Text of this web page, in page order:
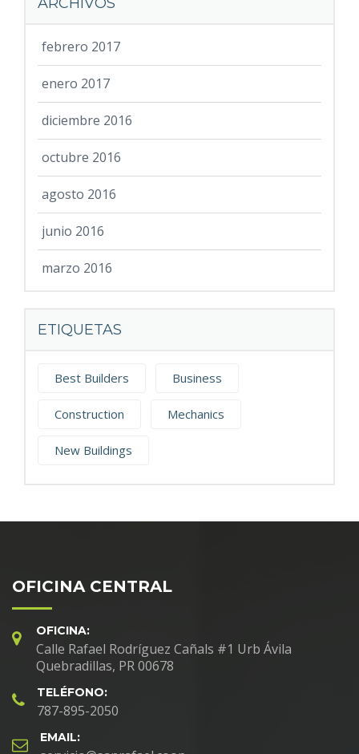
febrero 2017
enero 2017
diciembre 2016
octubre 2016
agosto 2016
junio 2016
marzo 2016
ETIQUETAS
Best Builders Business
Construction Mechanics
New Buildings
OFICINA CENTRAL
OFICINA:
Calle Rafael Rodríguez Cañals #1 Urb Ávila
Quebradillas, PR 00678
TELÉFONO:
787-895-2050
EMAIL: